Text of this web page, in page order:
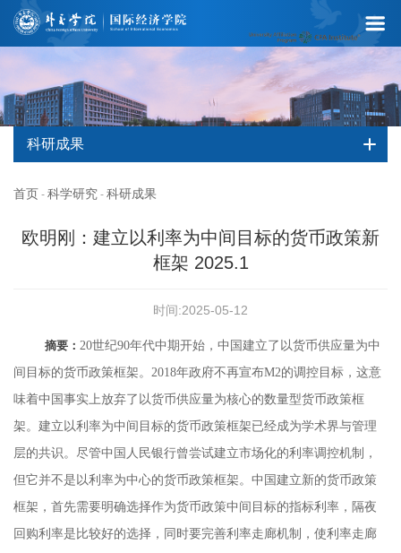
科研成果
首页 - 科学研究 - 科研成果
欧明刚：建立以利率为中间目标的货币政策新
框架 2025.1
时间:2025-05-12
摘要： 20世纪90年代中期开始，中国建立了以货币供应量为中
间目标的货币政策框架。2018年政府不再宣布M2的调控目标，这意
味着中国事实上放弃了以货币供应量为核心的数量型货币政策框
架。建立以利率为中间目标的货币政策框架已经成为学术界与管理
层的共识。尽管中国人民银行曾尝试建立市场化的利率调控机制，
但它并不是以利率为中心的货币政策框架。中国建立新的货币政策
框架，首先需要明确选择作为货币政策中间目标的指标利率，隔夜
回购利率是比较好的选择，同时要完善利率走廊机制，使利率走廊